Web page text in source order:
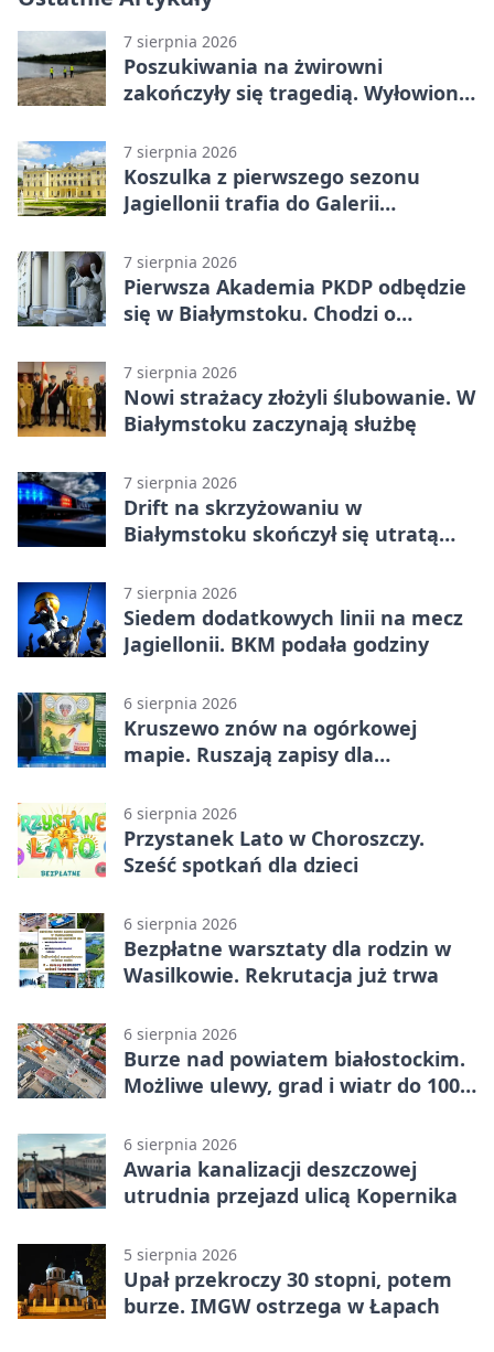
7 sierpnia 2026
Poszukiwania na żwirowni
zakończyły się tragedią. Wyłowiono
7 sierpnia 2026
Koszulka z pierwszego sezonu
Jagiellonii trafia do Galerii
7 sierpnia 2026
Pierwsza Akademia PKDP odbędzie
się w Białymstoku. Chodzi o
7 sierpnia 2026
Nowi strażacy złożyli ślubowanie. W
Białymstoku zaczynają służbę
7 sierpnia 2026
Drift na skrzyżowaniu w
Białymstoku skończył się utratą
7 sierpnia 2026
Siedem dodatkowych linii na mecz
Jagiellonii. BKM podała godziny
6 sierpnia 2026
Kruszewo znów na ogórkowej
mapie. Ruszają zapisy dla
6 sierpnia 2026
Przystanek Lato w Choroszczy.
Sześć spotkań dla dzieci
6 sierpnia 2026
Bezpłatne warsztaty dla rodzin w
Wasilkowie. Rekrutacja już trwa
6 sierpnia 2026
Burze nad powiatem białostockim.
Możliwe ulewy, grad i wiatr do 100
6 sierpnia 2026
Awaria kanalizacji deszczowej
utrudnia przejazd ulicą Kopernika
5 sierpnia 2026
Upał przekroczy 30 stopni, potem
burze. IMGW ostrzega w Łapach